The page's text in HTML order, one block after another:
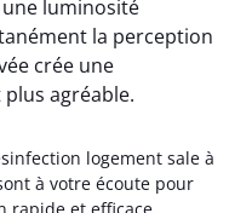
luminosité
la perception
crée une
agréable.
logement sale à
à votre écoute pour